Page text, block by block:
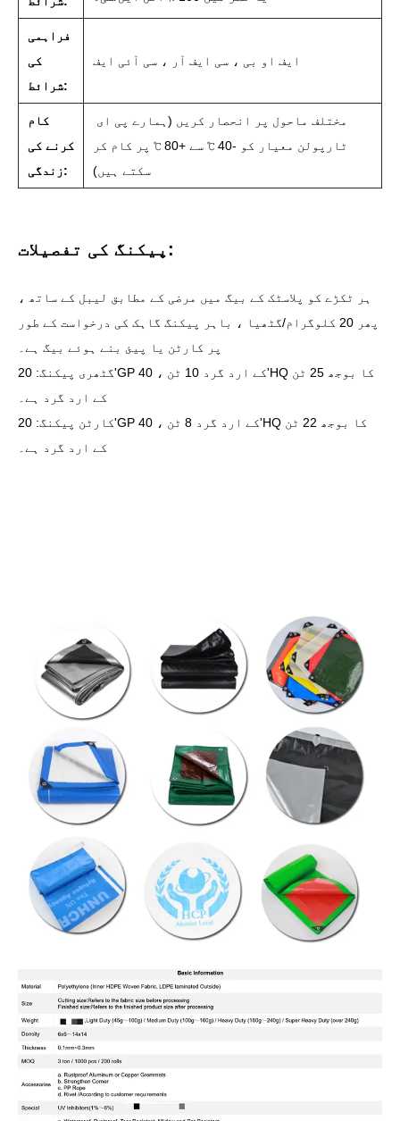
فراہمی
کی
شرائط:
ایف او بی ، سی ایف آر ، سی آئی ایف
کام
کرنے کی
زندگی:
ٹارپولن معیار کو -40 ℃ سے +80 ℃ پر کام کر
سکتے ہیں)
پیکنگ کی تفصیلات:
ہر ٹکڑے کو پلاسٹک کے بیگ میں مرضی کے مطابق لیبل کے ساتھ ،
پھر 20 کلوگرام/گٹھیا ، باہر پیکنگ گاہک کی درخواست کے طور
پر کارٹن یا پیئ بنے ہوئے بیگ ہے۔
گٹھری پیکنگ: 20'GP کے ارد گرد 10 ٹن ، 40'HQ کا بوجھ 25 ٹن
کے ارد گرد ہے۔
کارٹن پیکنگ: 20'GP کے ارد گرد 8 ٹن ، 40'HQ کا بوجھ 22 ٹن
کے ارد گرد ہے۔